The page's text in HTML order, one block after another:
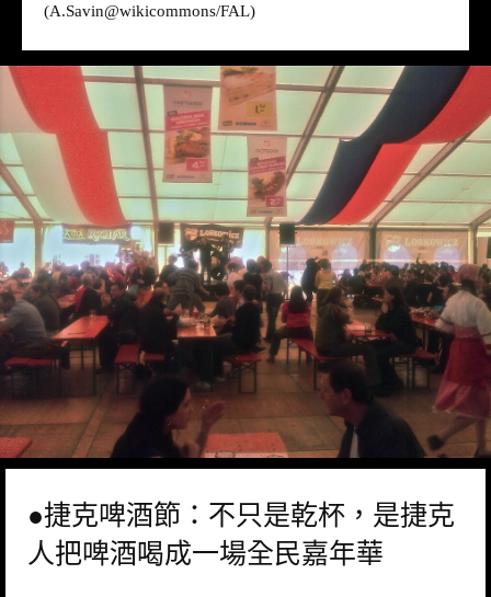
(A.Savin@wikicommons/FAL)
●捷克啤酒節：不只是乾杯，是捷克
人把啤酒喝成一場全民嘉年華